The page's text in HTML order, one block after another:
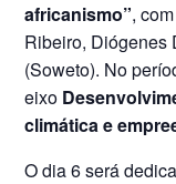
africanismo”,
Ribeiro, Diógenes
(Soweto). No
eixo
climática e
O dia 6 será